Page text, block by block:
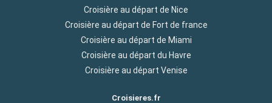
Croisière au départ de Nice
Croisière au départ de Fort de france
Croisière au départ de Miami
Croisière au départ du Havre
Croisière au départ Venise
Croisieres.fr